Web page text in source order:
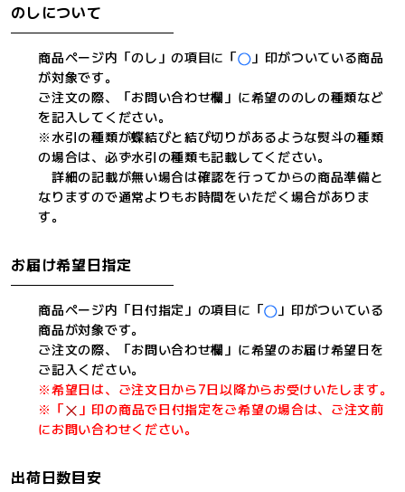
のしについて
商品ページ内「のし」の項目に「
」印がついている商品
が対象です。
ご注文の際、「お問い合わせ欄」に希望ののしの種類など
を記入してください。
※水引の種類が蝶結びと結び切りがあるような熨斗の種類
の場合は、必ず水引の種類も記載してください。
詳細の記載が無い場合は確認を行ってからの商品準備と
なりますので通常よりもお時間をいただく場合がありま
す。
お届け希望日指定
商品ページ内「日付指定」の項目に「
」印がついている
商品が対象です。
ご注文の際、「お問い合わせ欄」に希望のお届け希望日を
ご記入ください。
※希望日は、ご注文日から7日以降からお受けいたします。
※「
」印の商品で日付指定をご希望の場合は、ご注文前
にお問い合わせください。
出荷日数目安